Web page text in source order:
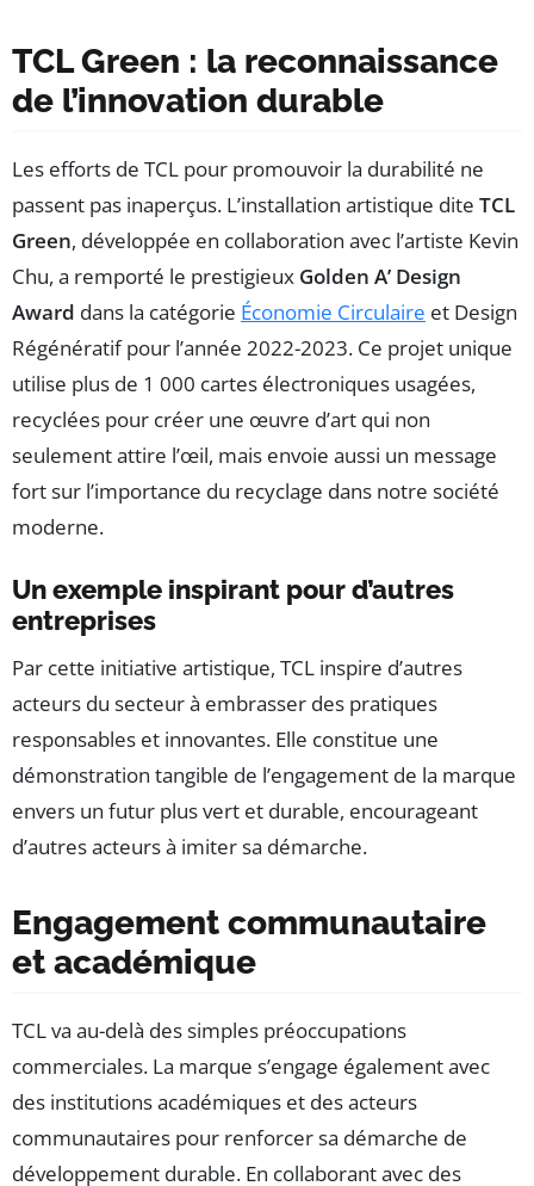
TCL Green : la reconnaissance
de l’innovation durable
Les efforts de TCL pour promouvoir la durabilité ne
passent pas inaperçus. L’installation artistique dite TCL
Green, développée en collaboration avec l’artiste Kevin
Chu, a remporté le prestigieux Golden A’ Design
Award dans la catégorie Économie Circulaire et Design
Régénératif pour l’année 2022-2023. Ce projet unique
utilise plus de 1 000 cartes électroniques usagées,
recyclées pour créer une œuvre d’art qui non
seulement attire l’œil, mais envoie aussi un message
fort sur l’importance du recyclage dans notre société
moderne.
Un exemple inspirant pour d’autres
entreprises
Par cette initiative artistique, TCL inspire d’autres
acteurs du secteur à embrasser des pratiques
responsables et innovantes. Elle constitue une
démonstration tangible de l’engagement de la marque
envers un futur plus vert et durable, encourageant
d’autres acteurs à imiter sa démarche.
Engagement communautaire
et académique
TCL va au-delà des simples préoccupations
commerciales. La marque s’engage également avec
des institutions académiques et des acteurs
communautaires pour renforcer sa démarche de
développement durable. En collaborant avec des